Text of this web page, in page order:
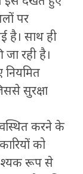
पर
है। साथ ही
जा रही है।
नियमित
सुरक्षा
करने के
को
रूप से